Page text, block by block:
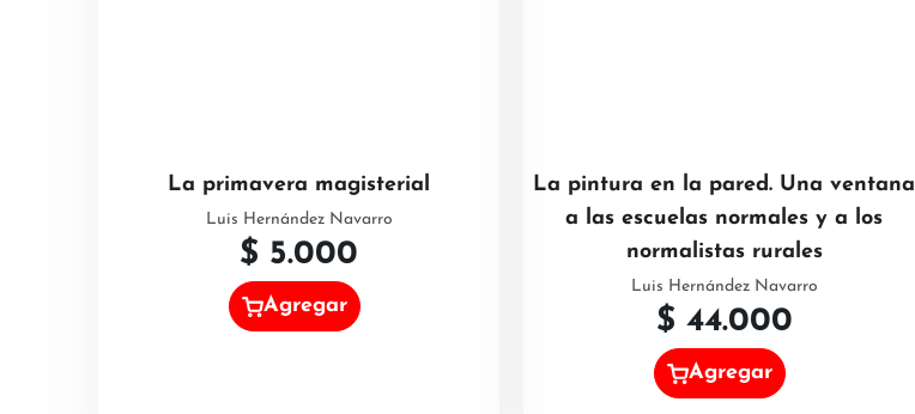
La primavera magisterial
Luis Hernández Navarro
$ 5.000
Agregar
La pintura en la pared. Una ventana
a las escuelas normales y a los
normalistas rurales
Luis Hernández Navarro
$ 44.000
Agregar